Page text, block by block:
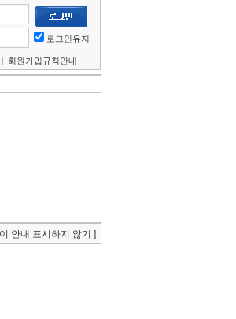
로그인유지
| 회원가입규칙안내
안내 표시하지 않기 ]